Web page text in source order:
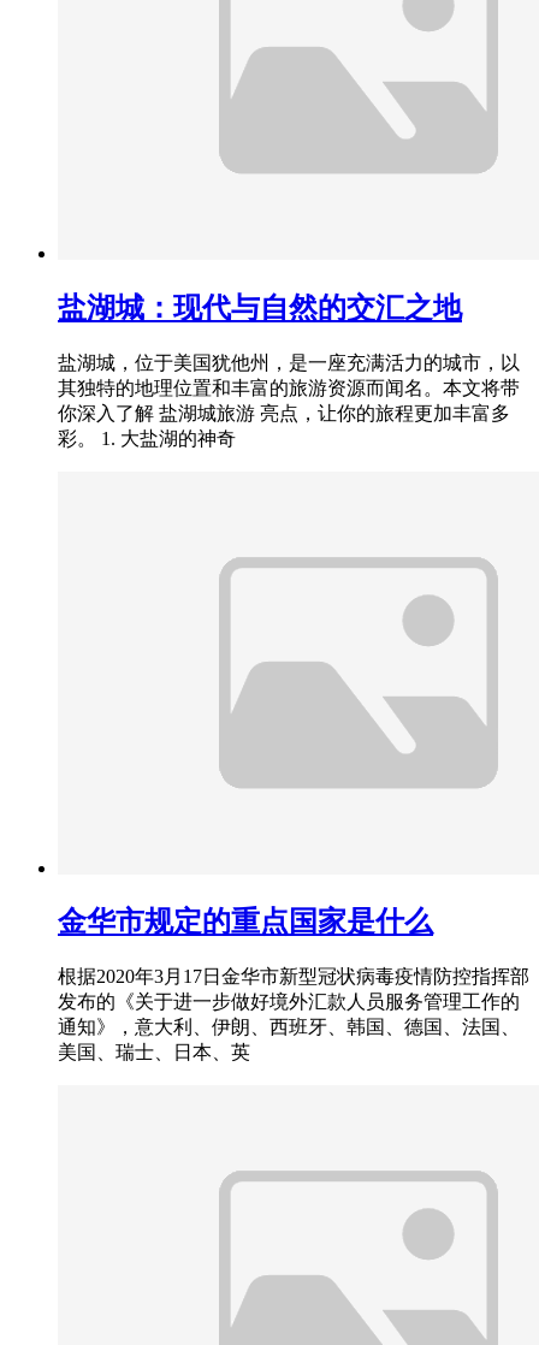
盐湖城：现代与自然的交汇之地
盐湖城，位于美国犹他州，是一座充满活力的城市，以
其独特的地理位置和丰富的旅游资源而闻名。本文将带
你深入了解 盐湖城旅游 亮点，让你的旅程更加丰富多
彩。 1. 大盐湖的神奇
金华市规定的重点国家是什么
根据2020年3月17日金华市新型冠状病毒疫情防控指挥部
发布的《关于进一步做好境外汇款人员服务管理工作的
通知》，意大利、伊朗、西班牙、韩国、德国、法国、
美国、瑞士、日本、英